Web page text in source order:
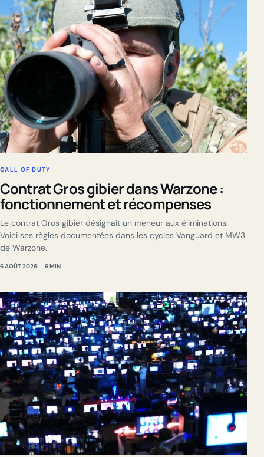
CALL OF DUTY
Contrat Gros gibier dans Warzone :
fonctionnement et récompenses
Le contrat Gros gibier désignait un meneur aux éliminations.
Voici ses règles documentées dans les cycles Vanguard et MW3
de Warzone.
6 AOÛT 2026 6 MIN